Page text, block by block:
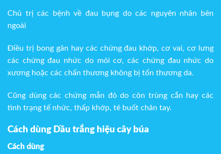
Chủ trị các bệnh về đau bụng do các nguyên nhân bên
ngoài
Điều trị bong gân hay các chứng đau khớp, cơ vai, cơ lưng
các chứng đau nhức do mỏi cơ, các chứng đau nhức do
xương hoặc các chấn thương không bị tổn thương da.
Cũng dùng các chứng mẫn đỏ do côn trùng cắn hay các
tình trạng tế nhức, thấp khớp, tê buốt chân tay.
Cách dùng Dầu trắng hiệu cây búa
Cách dùng